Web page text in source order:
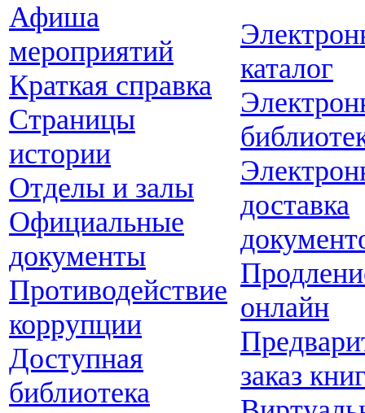
Афиша
мероприятий
Краткая справка
Страницы
истории
Отделы и залы
Официальные
документы
Противодействие
коррупции
Доступная
библиотека
каталог
доставка
онлайн
заказ